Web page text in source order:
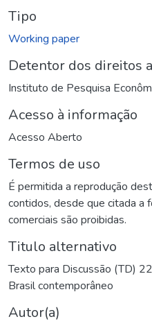
Tipo
Working paper
Detentor dos direitos
Instituto de Pesquisa
Acesso à informação
Acesso Aberto
Termos de uso
É permitida a reprodução
contidos, desde que citada a
comerciais são proibidas.
Titulo alternativo
Texto para Discussão (TD)
Brasil contemporâneo
Autor(a)